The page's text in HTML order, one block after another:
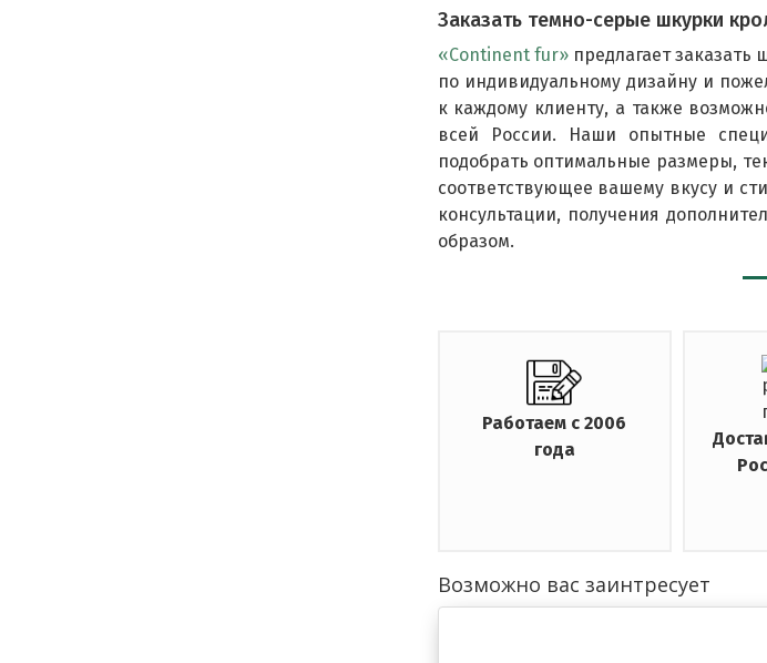
Заказать темно-серые шкурки
«Continent fur»предлагает заказать
по индивидуальному дизайну и
к каждому клиенту, а также
всей России. Наши опытные
подобрать оптимальные размеры,
соответствующее вашему вкусу и
консультации, получения
образом.
Работаем с 2006
года
Возможно вас заинтресует